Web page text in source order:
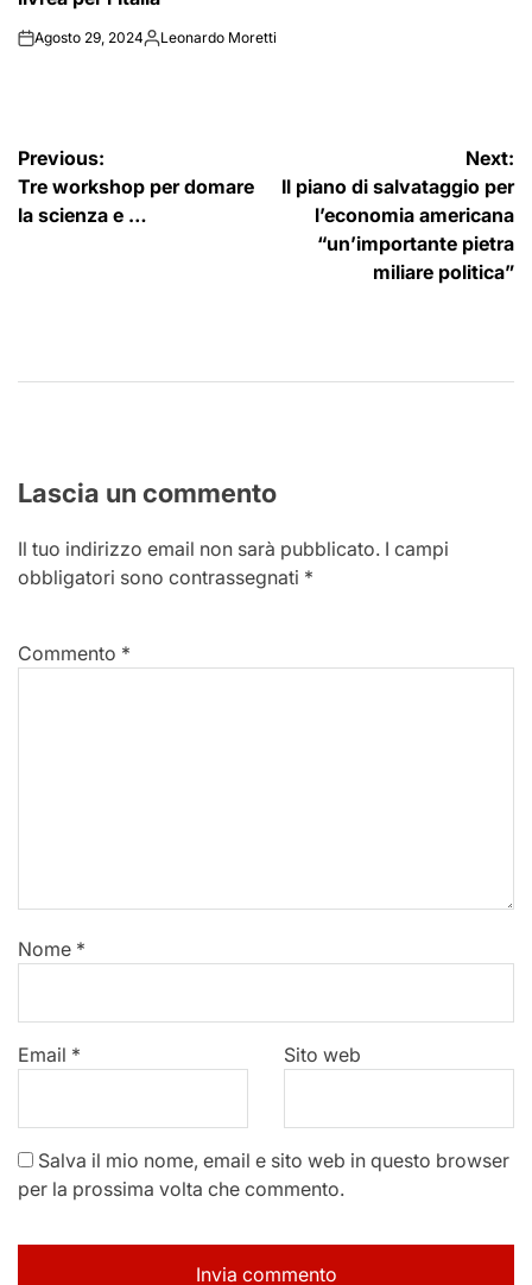
onAgosto 29, 2024Posted
Leonardo Moretti
Navigazione
articoli
Previous:
Tre workshop per domare
la scienza e …
Next:
Il piano di salvataggio per
l’economia americana
“un’importante pietra
miliare politica”
Lascia un commento
Il tuo indirizzo email non sarà pubblicato. I campi
obbligatori sono contrassegnati *
Commento *
Nome *
Email * Sito web
Salva il mio nome, email e sito web in questo browser
per la prossima volta che commento.